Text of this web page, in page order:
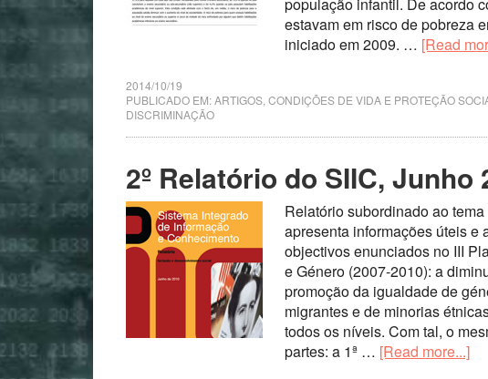
estavam em risco de pobreza
iniciado em 2009. … [Read
2014/10/19
PUBLICADO EM:ARTIGOS CONDIÇÕES DE VIDA E PROTEÇÃO
DISCRIMINAÇÃO
2º Relatório do SIIC, Junho
Relatório subordinado ao
apresenta informações úteis e
objectivos enunciados no III
e Género (2007-2010): a
promoção da igualdade de
migrantes e de minorias
todos os níveis. Com tal, o
partes: a 1ª … [Read more...]